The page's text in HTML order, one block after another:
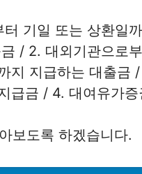
기일 또는 상환일
/ 2. 대외기관으로
지 지급하는 대출금
급금 / 4. 대여유가증
보도록 하겠습니다.